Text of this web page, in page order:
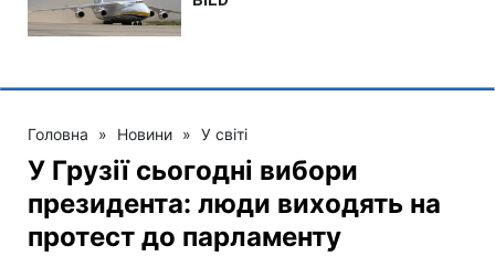
Головна » Новини » У світі
У Грузії сьогодні вибори
президента: люди виходять на
протест до парламенту